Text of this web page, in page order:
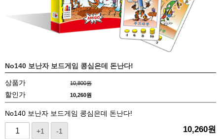
No140 보난자 보드게임 콩심은데 돈난다!
상품가 10,800원
할인가 10,260원
No140 보난자 보드게임 콩심은데 돈난다!
+1 -1 10,260원